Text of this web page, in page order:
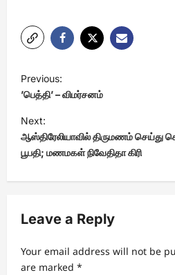
P
o
s
t
n
a
i
a
Previous:
’பெத்தி’ – விமர்சனம்
Next:
ஆஸ்திரேலியாவில் திருமணம் செய்து
பூபதி; மணமகள் நிவேதிதா கிரி
Leave a Reply
Your email address will not be
are marked *